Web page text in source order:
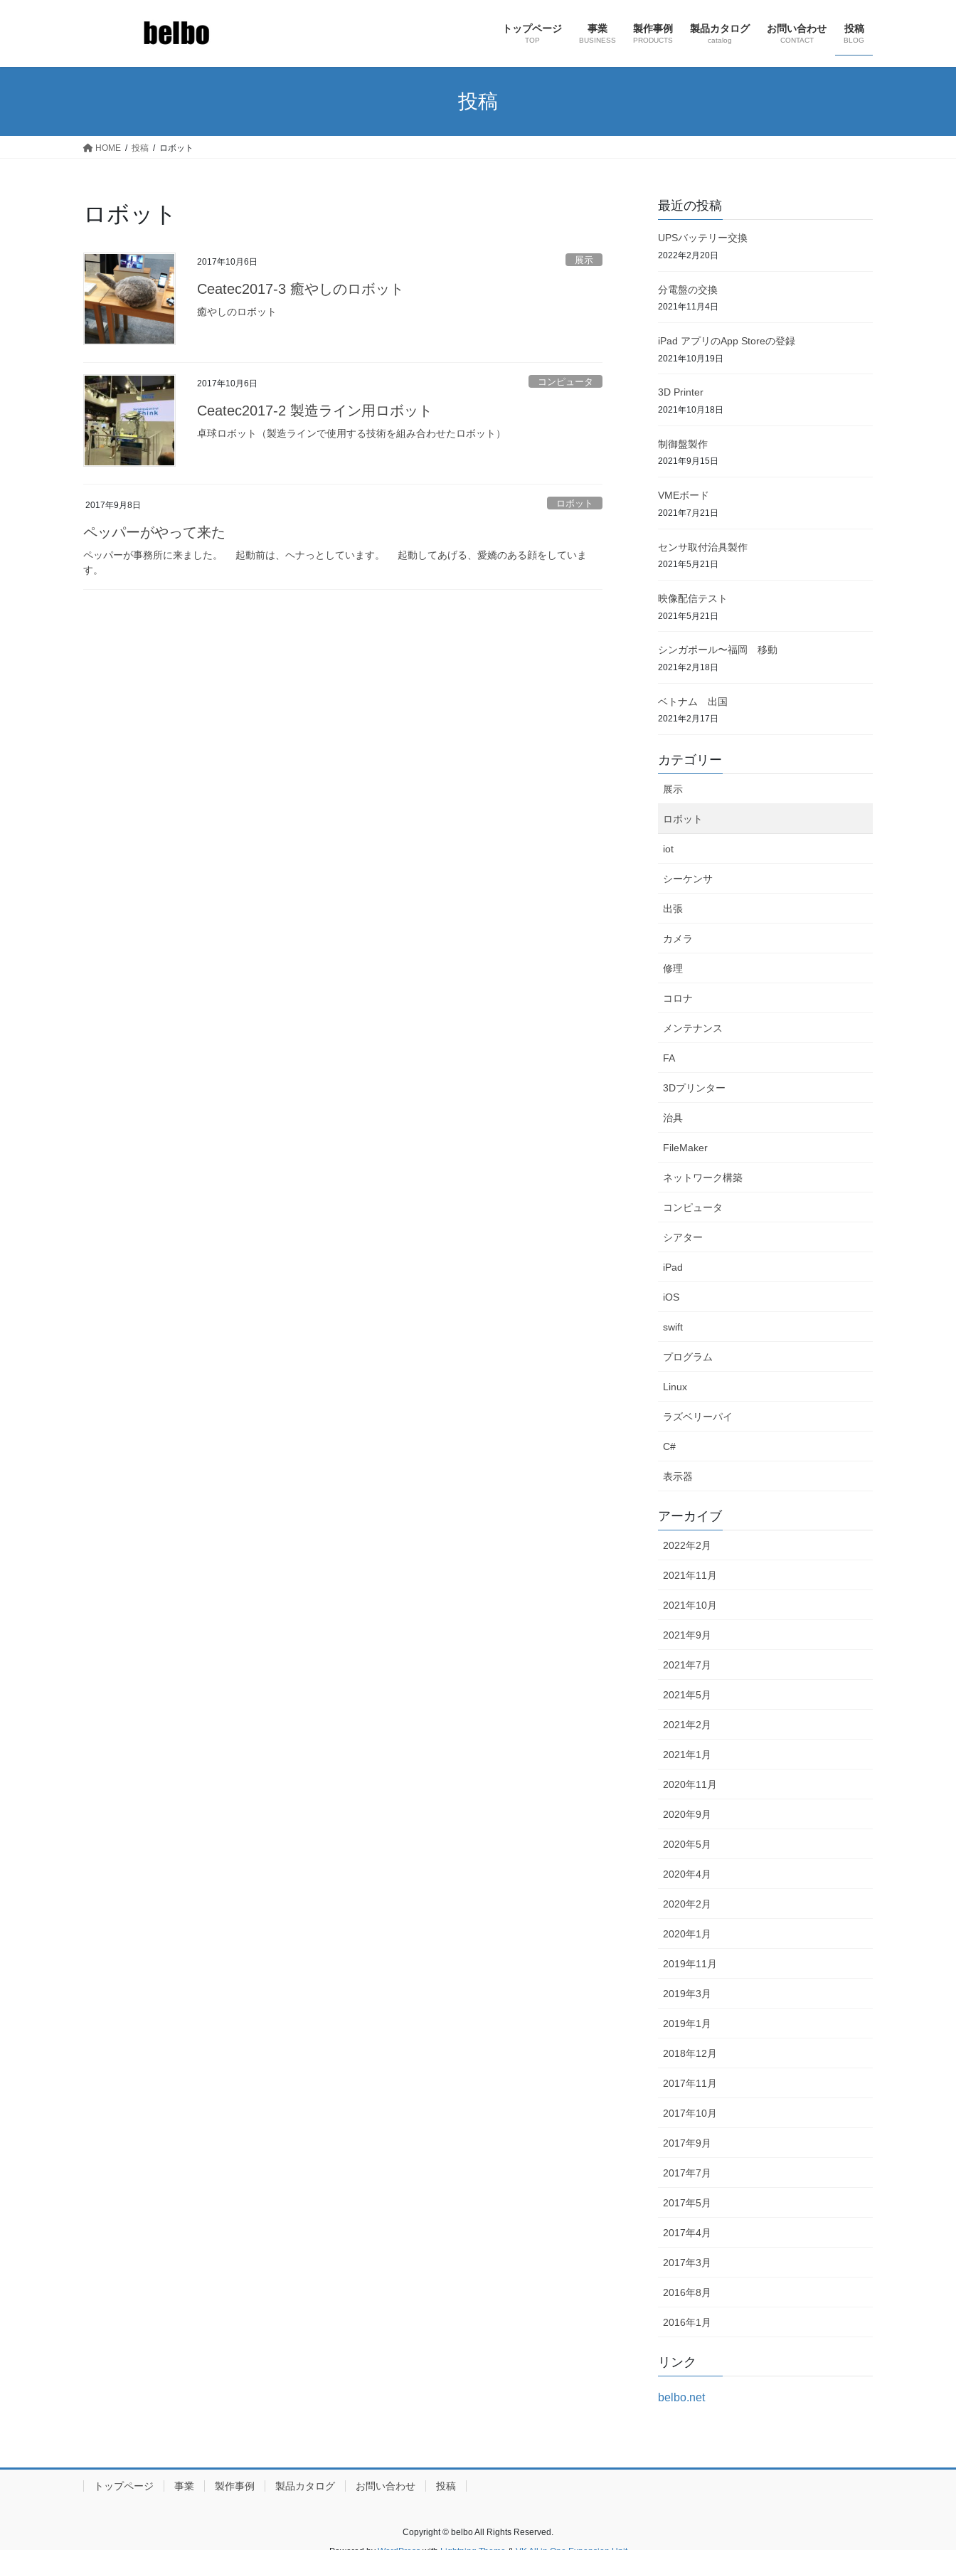
トップページ
TOP
事業
BUSINESS
製作事例
PRODUCTS
製品カタログ
catalog
お問い合わせ
CONTACT
投稿
BLOG
投稿
HOME 投稿 ロボット
ロボット
2017年10月6日 展示
Ceatec2017-3 癒やしのロボット
癒やしのロボット
2017年10月6日 コンピュータ
Ceatec2017-2 製造ライン用ロボット
卓球ロボット（製造ラインで使用する技術を組み合わせたロボット）
2017年9月8日 ロボット
ペッパーがやって来た
ペッパーが事務所に来ました。 起動前は、ヘナっとしています。 起動してあげる、愛嬌のある顔をしていま
す。
最近の投稿
UPSバッテリー交換
2022年2月20日
分電盤の交換
2021年11月4日
iPad アプリのApp Storeの登録
2021年10月19日
3D Printer
2021年10月18日
制御盤製作
2021年9月15日
VMEボード
2021年7月21日
センサ取付治具製作
2021年5月21日
映像配信テスト
2021年5月21日
シンガポール〜福岡 移動
2021年2月18日
ベトナム 出国
2021年2月17日
カテゴリー
展示
ロボット
iot
シーケンサ
出張
カメラ
修理
コロナ
メンテナンス
FA
3Dプリンター
治具
FileMaker
ネットワーク構築
コンピュータ
シアター
iPad
iOS
swift
プログラム
Linux
ラズベリーパイ
C#
表示器
アーカイブ
2022年2月
2021年11月
2021年10月
2021年9月
2021年7月
2021年5月
2021年2月
2021年1月
2020年11月
2020年9月
2020年5月
2020年4月
2020年2月
2020年1月
2019年11月
2019年3月
2019年1月
2018年12月
2017年11月
2017年10月
2017年9月
2017年7月
2017年5月
2017年4月
2017年3月
2016年8月
2016年1月
リンク
belbo.net
トップページ 事業 製作事例 製品カタログ お問い合わせ 投稿
Copyright © belbo All Rights Reserved.